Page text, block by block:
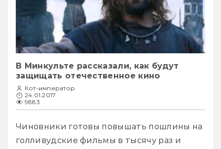
В Минкульте рассказали, как будут
защищать отечественное кино
Кот-император
24.01.2017
9883
Чиновники готовы повышать пошлины на
голливудские фильмы в тысячу раз и